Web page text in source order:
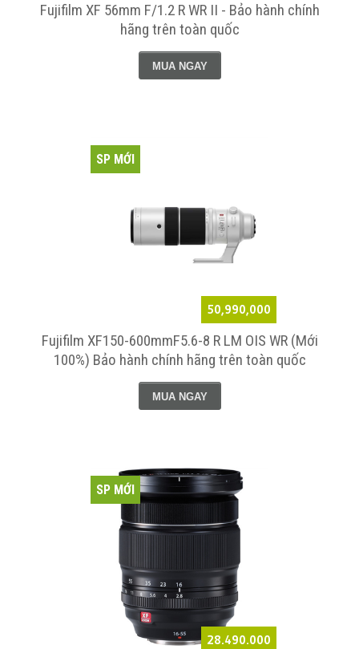
Fujifilm XF 56mm F/1.2 R WR II - Bảo hành chính
hãng trên toàn quốc
MUA NGAY
50,990,000
SP MỚI
Fujifilm XF150-600mmF5.6-8 R LM OIS WR (Mới
100%) Bảo hành chính hãng trên toàn quốc
MUA NGAY
28.490.000
SP MỚI